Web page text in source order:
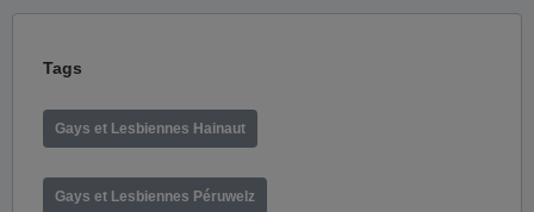
Tags
Gays et Lesbiennes Hainaut
Gays et Lesbiennes Péruwelz